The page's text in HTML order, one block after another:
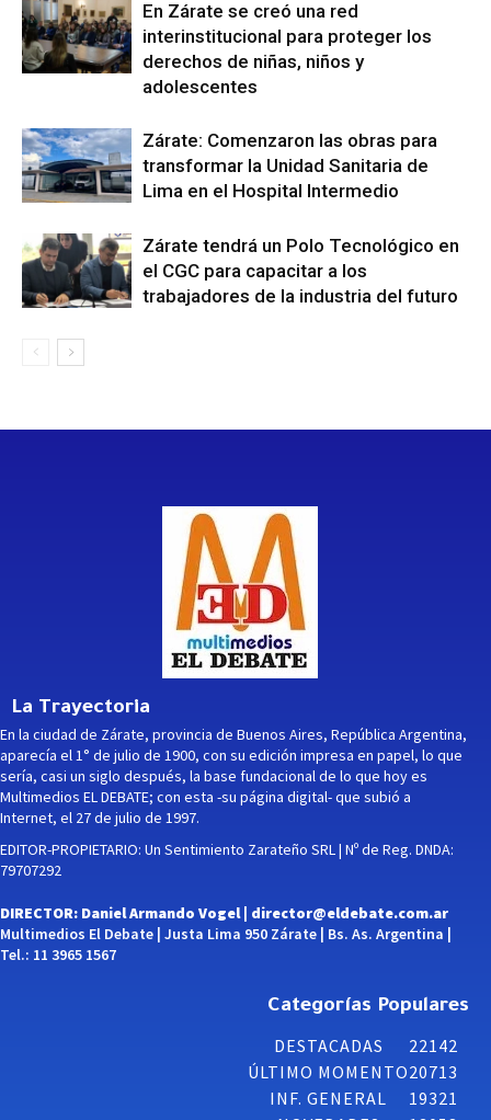
En Zárate se creó una red
interinstitucional para proteger los
derechos de niñas, niños y
adolescentes
Zárate: Comenzaron las obras para
transformar la Unidad Sanitaria de
Lima en el Hospital Intermedio
Zárate tendrá un Polo Tecnológico en
el CGC para capacitar a los
trabajadores de la industria del futuro
La Trayectoria
En la ciudad de Zárate, provincia de Buenos Aires, República Argentina,
aparecía el 1° de julio de 1900, con su edición impresa en papel, lo que
sería, casi un siglo después, la base fundacional de lo que hoy es
Multimedios EL DEBATE; con esta -su página digital- que subió a
Internet, el 27 de julio de 1997.
EDITOR-PROPIETARIO: Un Sentimiento Zarateño SRL | Nº de Reg. DNDA:
79707292
DIRECTOR: Daniel Armando Vogel | director@eldebate.com.ar
Multimedios El Debate | Justa Lima 950 Zárate | Bs. As. Argentina |
Tel.: 11 3965 1567
Categorías Populares
DESTACADAS
22142
ÚLTIMO MOMENTO20713
INF. GENERAL
19321